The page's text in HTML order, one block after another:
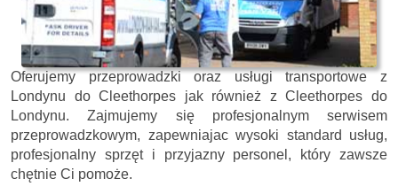
Oferujemy przeprowadzki oraz usługi transportowe z
Londynu do Cleethorpes jak również z Cleethorpes do
Londynu. Zajmujemy się profesjonalnym serwisem
przeprowadzkowym, zapewniajac wysoki standard usług,
profesjonalny sprzęt i przyjazny personel, który zawsze
chętnie Ci pomoże.